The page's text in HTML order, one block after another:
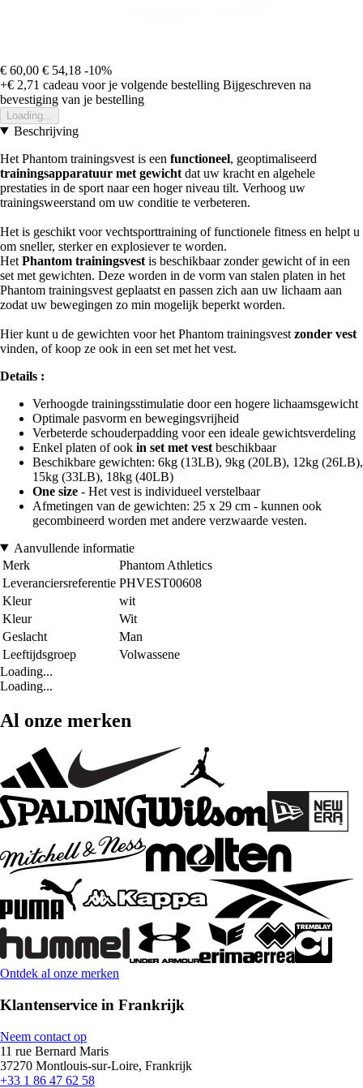
€ 60,00 € 54,18 -10%
+€ 2,71 cadeau voor je volgende bestelling Bijgeschreven na
bevestiging van je bestelling
Loading...
Beschrijving
Het Phantom trainingsvest is een functioneel, geoptimaliseerd
trainingsapparatuur met gewicht dat uw kracht en algehele
prestaties in de sport naar een hoger niveau tilt. Verhoog uw
trainingsweerstand om uw conditie te verbeteren.
Het is geschikt voor vechtsporttraining of functionele fitness en helpt u
om sneller, sterker en explosiever te worden.
Het Phantom trainingsvest is beschikbaar zonder gewicht of in een
set met gewichten. Deze worden in de vorm van stalen platen in het
Phantom trainingsvest geplaatst en passen zich aan uw lichaam aan
zodat uw bewegingen zo min mogelijk beperkt worden.
Hier kunt u de gewichten voor het Phantom trainingsvest zonder vest
vinden, of koop ze ook in een set met het vest.
Details :
Verhoogde trainingsstimulatie door een hogere lichaamsgewicht
Optimale pasvorm en bewegingsvrijheid
Verbeterde schouderpadding voor een ideale gewichtsverdeling
Enkel platen of ook in set met vest beschikbaar
Beschikbare gewichten: 6kg (13LB), 9kg (20LB), 12kg (26LB),
15kg (33LB), 18kg (40LB)
One size - Het vest is individueel verstelbaar
Afmetingen van de gewichten: 25 x 29 cm - kunnen ook
gecombineerd worden met andere verzwaarde vesten.
Aanvullende informatie
Merk
Phantom Athletics
Leveranciersreferentie PHVEST00608
Kleur
wit
Kleur
Wit
Geslacht
Man
Leeftijdsgroep
Volwassene
Loading...
Loading...
Al onze merken
Ontdek al onze merken
Klantenservice in Frankrijk
Neem contact op
11 rue Bernard Maris
37270 Montlouis-sur-Loire, Frankrijk
+33 1 86 47 62 58